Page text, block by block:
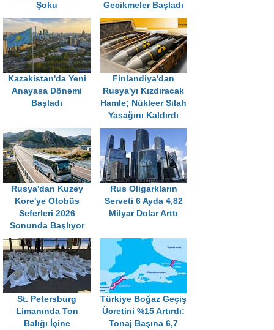
Şoku
Gecikmeler Başladı
Kazakistan'da Yeni
Anayasa Dönemi
Başladı
Finlandiya'dan
Rusya'yı Kızdıracak
Hamle; Nükleer Silah
Yasağını Kaldırdı
Rusya'dan Kuzey
Kore'ye Otobüs
Seferleri 2026
Sonunda Başlıyor
Rus Oligarkların
Serveti 6 Ayda 4,82
Milyar Dolar Arttı
St. Petersburg
Limanında Ton
Balığı İçine
Türkiye Boğaz Geçiş
Ücretini %15 Artırdı:
Tonaj Başına 6,7